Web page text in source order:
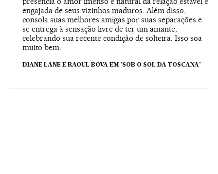
engajada de seus vizinhos maduros. Além disso,
consola suas melhores amigas por suas separações e
se entrega à sensação livre de ter um amante,
celebrando sua recente condição de solteira. Isso soa
muito bem.
DIANE LANE E RAOUL BOVA EM 'SOB O SOL DA TOSCANA'